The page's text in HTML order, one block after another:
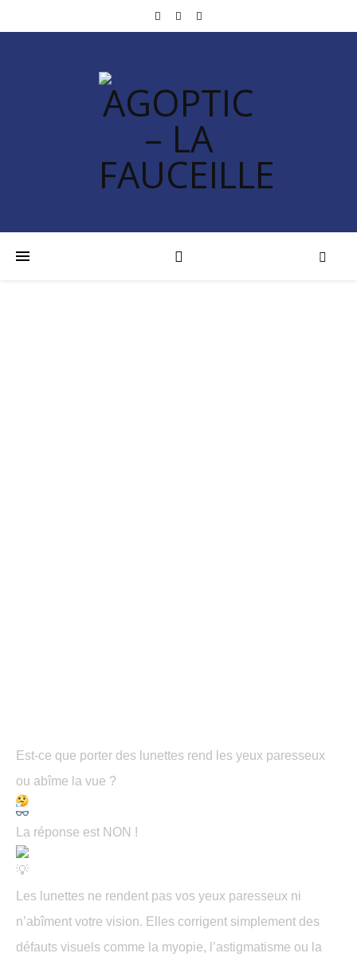
Est-ce que porter des lunettes rend les yeux paresseux
ou abîme la vue ?
La réponse est NON !
Les lunettes ne rendent pas vos yeux paresseux ni
n’abîment votre vision. Elles corrigent simplement des
défauts visuels comme la myopie, l’astigmatisme ou la